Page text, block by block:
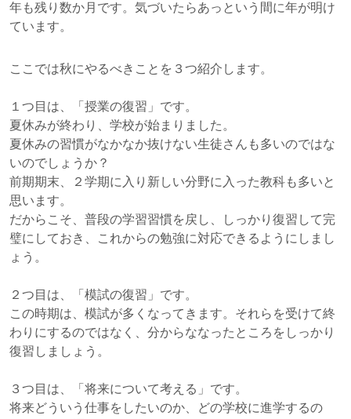
年も残り数か月です。気づいたらあっという間に年が明け
ています。
ここでは秋にやるべきことを３つ紹介します。
１つ目は、「授業の復習」です。
夏休みが終わり、学校が始まりました。
夏休みの習慣がなかなか抜けない生徒さんも多いのではな
いのでしょうか？
前期期末、２学期に入り新しい分野に入った教科も多いと
思います。
だからこそ、普段の学習習慣を戻し、しっかり復習して完
璧にしておき、これからの勉強に対応できるようにしまし
ょう。
２つ目は、「模試の復習」です。
この時期は、模試が多くなってきます。それらを受けて終
わりにするのではなく、分からななったところをしっかり
復習しましょう。
３つ目は、「将来について考える」です。
将来どういう仕事をしたいのか、どの学校に進学するの